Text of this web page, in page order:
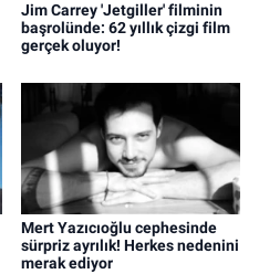
Jim Carrey 'Jetgiller' filminin
başrolünde: 62 yıllık çizgi film
gerçek oluyor!
Mert Yazıcıoğlu cephesinde
sürpriz ayrılık! Herkes nedenini
merak ediyor